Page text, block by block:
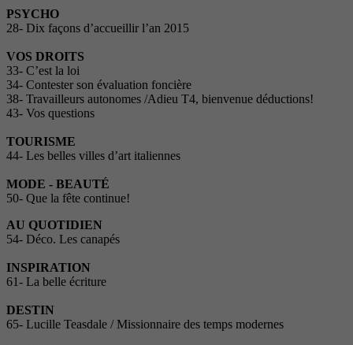
PSYCHO
28- Dix façons d’accueillir l’an 2015
VOS DROITS
33- C’est la loi
34- Contester son évaluation foncière
38- Travailleurs autonomes /Adieu T4, bienvenue déductions!
43- Vos questions
TOURISME
44- Les belles villes d’art italiennes
MODE - BEAUTÉ
50- Que la fête continue!
AU QUOTIDIEN
54- Déco. Les canapés
INSPIRATION
61- La belle écriture
DESTIN
65- Lucille Teasdale / Missionnaire des temps modernes